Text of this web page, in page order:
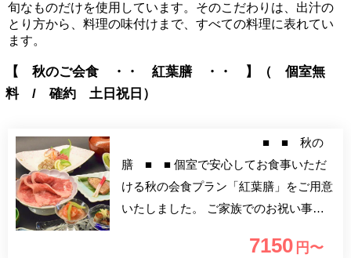
旬なものだけを使用しています。そのこだわりは、出汁の
とり方から、料理の味付けまで、すべての料理に表れてい
ます。
【 秋のご会食 ・・ 紅葉膳 ・・ 】（ 個室無
料 / 確約 土日祝日）
■ ■ 秋の
膳 ■ ■ 個室で安心してお食事いただ
ける秋の会食プラン「紅葉膳」をご用意
いたしました。 ご家族でのお祝い事な
7150 円〜